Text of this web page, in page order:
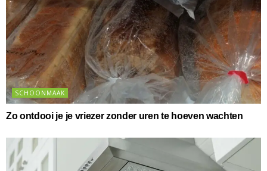
SCHOONMAAK
Zo ontdooi je je vriezer zonder uren te hoeven wachten